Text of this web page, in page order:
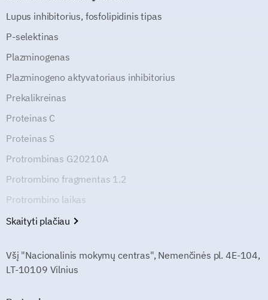
Lupus inhibitorius, fosfolipidinis tipas
P-selektinas
Plazminogenas
Plazminogeno aktyvatoriaus inhibitorius
Prekalikreinas
Proteinas C
Proteinas S
Protrombinas G20210A
Protrombino fragmentas 1.2
Protrombino laikas
Skaityti plačiau
Všį "Nacionalinis mokymų centras", Nemenčinės pl. 4E-104,
LT-10109 Vilnius